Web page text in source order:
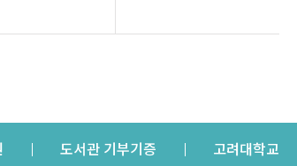
Opens a new window
도서관 기부기증 Opens a new
고려대학교